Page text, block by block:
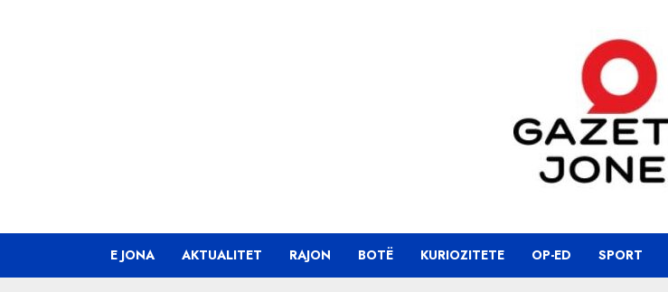
E JONA AKTUALITET RAJON BOTË KURIOZITETE OP-ED SPORT